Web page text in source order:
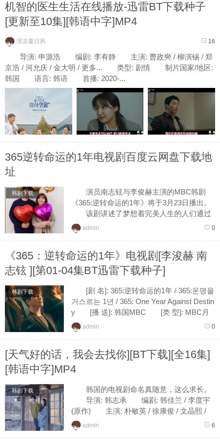
类 ...
机智的医生生活在线播放-迅雷BT下载种子
[更新至10集][韩语中字]MP4
16
清凉夏日风
导演: 申源浩 编剧: 李有静 主演: 曹政奭 / 柳演锡 / 郑
京浩 / 河允庆 / 金大明 / 更多... 类型: 剧情 制片国家/地区:
韩国 语言: 韩语 首播: 2020-...
365逆转命运的1年电视剧百度云网盘下载地
址
韩剧下载
演员南志铉与李俊赫主演的MBC韩剧
《365:逆转命运的1年》将于3月23日播出。
该剧讲述了梦想着完美人生的人们通过
重返时光穿越到一年前，却发现陷入更加令
人无法预测的...
0
admin
《365：逆转命运的1年》电视剧[李浚赫 南
志铉 ][第01-04集BT迅雷下载种子]
韩剧下载
[剧 名]: 365:逆转命运的1年 / 365:운명을
거스르는 1년 / 365: One Year Against Destin
y [播 送]: 韩国MBC [类 型]: MBC月
火剧 [首 播]: 2020年03月23日 ...
0
admin
[天气好的话，我会去找你][BT下载][全16集]
[韩语中字]MP4
韩剧下载
韩国的电视剧命名真随意，这么求长。
导演: 韩志承 编剧: 韩佳兰 / 李度宇
(原作) 主演: 朴敏英 / 徐康俊 / 文晶熙 /
李宰旭 / 金焕熙 / 更多... 类型: 爱情...
6
admin